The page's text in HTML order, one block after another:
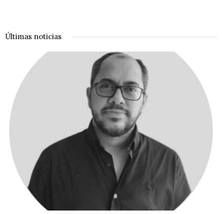
Últimas noticias